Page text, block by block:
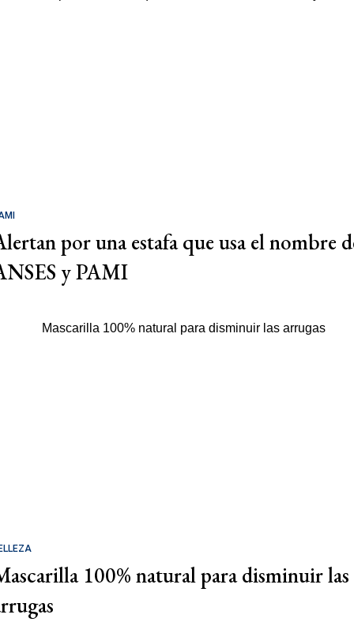
por una estafa que usa el nombre
y PAMI
100% natural para disminuir las